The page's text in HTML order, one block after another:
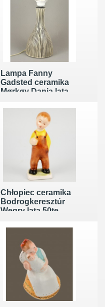
Lampa Fanny
Gadsted ceramika
Mørkøv Dania lata
Chłopiec ceramika
Bodrogkeresztúr
Węgry lata 50te